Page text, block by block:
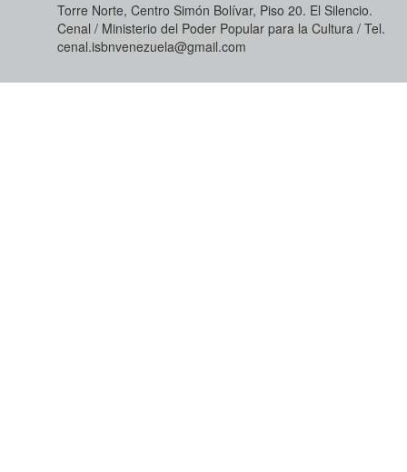
Torre Norte, Centro Simón Bolívar, Piso 20. El Silencio.
Cenal / Ministerio del Poder Popular para la Cultura / Tel.
cenal.isbnvenezuela@gmail.com